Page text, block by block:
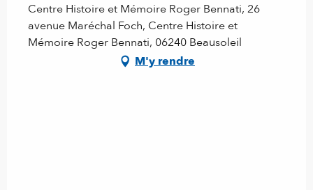
Centre Histoire et Mémoire Roger Bennati, 26
avenue Maréchal Foch, Centre Histoire et
Mémoire Roger Bennati, 06240 Beausoleil
M'y rendre